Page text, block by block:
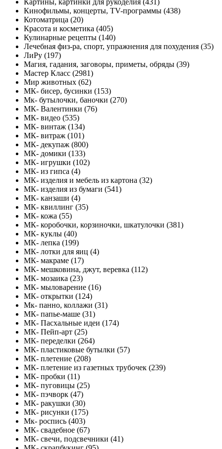
Картины, картинки для рукоделия (431)
Кинофильмы, концерты, ТV-программы (438)
Котоматрица (20)
Красота и косметика (405)
Кулинарные рецепты (140)
Лечебная физ-ра, спорт, упражнения для похудения (35)
ЛиРу (197)
Магия, гадания, заговоры, приметы, обряды (39)
Мастер Класс (2981)
Мир животных (62)
МК- бисер, бусинки (153)
Мк- бутылочки, баночки (270)
МК- Валентинки (76)
МК- видео (535)
МК- винтаж (134)
МК- витраж (101)
МК- декупаж (800)
МК- домики (133)
МК- игрушки (102)
МК- из гипса (4)
МК- изделия и мебель из картона (32)
МК- изделия из бумаги (541)
МК- канзаши (4)
МК- квиллинг (35)
МК- кожа (55)
МК- коробочки, корзиночки, шкатулочки (381)
МК- куклы (40)
МК- лепка (199)
МК- лотки для яиц (4)
МК- макраме (17)
МК- мешковина, джут, веревка (112)
МК- мозаика (23)
МК- мыловарение (16)
МК- открытки (124)
Мк- панно, коллажи (31)
МК- папье-маше (31)
МК- Пасхальные идеи (174)
МК- Пейп-арт (25)
МК- переделки (264)
МК- пластиковые бутылки (57)
МК- плетение (208)
МК- плетение из газетных трубочек (239)
МК- пробки (11)
МК- пуговицы (25)
МК- пэчворк (47)
МК- ракушки (30)
МК- рисунки (175)
Мк- роспись (403)
МК- свадебное (67)
МК- свечи, подсвечники (41)